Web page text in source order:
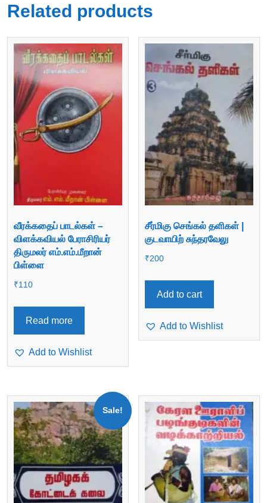
Related products
வீரக்கதைப் பாடல்கள் –
விளக்கவியல் பேராசிரியர்
திருமலர் எம்.எம்.மீறான்
பிள்ளை
₹110
Read more
Add to Wishlist
சீர்மிகு செங்கல் தளிகள் |
குடவாயிற் சுந்தரவேலு
₹200
Add to cart
Add to Wishlist
Sale!